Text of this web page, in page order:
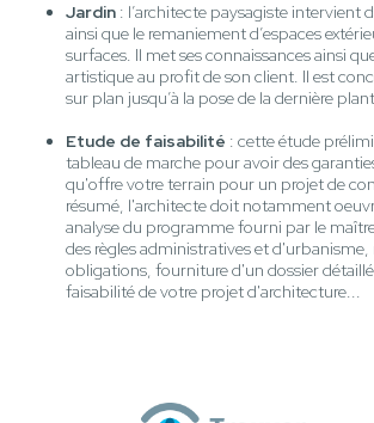
Jardin : l’architecte paysagiste intervient
ainsi que le remaniement d’espaces
surfaces. Il met ses connaissances ainsi
artistique au profit de son client. Il est
sur plan jusqu’à la pose de la dernière
Etude de faisabilité : cette étude
tableau de marche pour avoir des
qu'offre votre terrain pour un projet de
résumé, l'architecte doit notamment
analyse du programme fourni par le
des règles administratives et
obligations, fourniture d'un dossier
faisabilité de votre projet d'architecture...